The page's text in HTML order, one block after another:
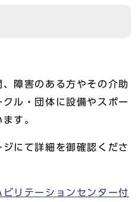
障害のある方やその介助
ル・団体に設備やスポー
す。
にて詳細を御確認くださ
リテーションセンター付